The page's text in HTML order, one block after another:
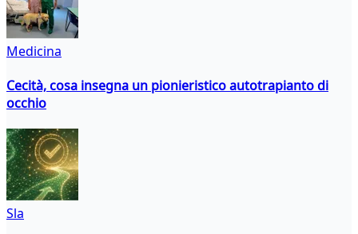
Medicina
Cecità, cosa insegna un pionieristico autotrapianto di
occhio
Sla